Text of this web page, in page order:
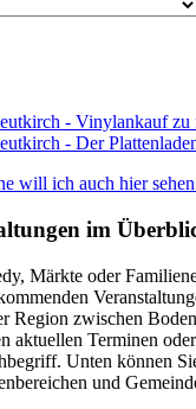
will ich auch hier
im
Märkte oder
Region zwischen
aktuellen Terminen
Unten können
und